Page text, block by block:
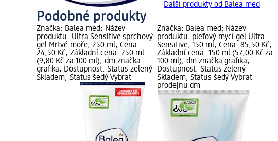
Další produkty od Balea med
Podobné produkty
Značka: Balea med; Název
produktu: Ultra Sensitive sprchový
gel Mrtvé moře, 250 ml; Cena:
24,50 Kč; Základní cena: 250 ml
(9,80 Kč za 100 ml); dm značka
grafika; Dostupnost: Status zelený
Skladem, Status šedý Vybrat
Značka: Balea med; Název
produktu: pleťový mycí gel Ultra
Sensitive, 150 ml; Cena: 85,50 Kč;
Základní cena: 150 ml (57,00 Kč za
100 ml); dm značka grafika;
Dostupnost: Status zelený
Skladem, Status šedý Vybrat
prodejnu dm